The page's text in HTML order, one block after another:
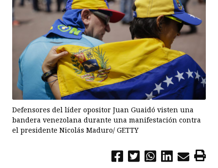
Defensores del líder opositor Juan Guaidó visten una
bandera venezolana durante una manifestación contra
el presidente Nicolás Maduro/ GETTY